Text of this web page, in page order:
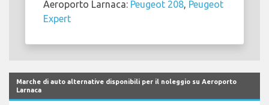
Aeroporto Larnaca: Peugeot 208, Peugeot
Expert
Marche di auto alternative disponibili per il noleggio su Aeroporto
Larnaca